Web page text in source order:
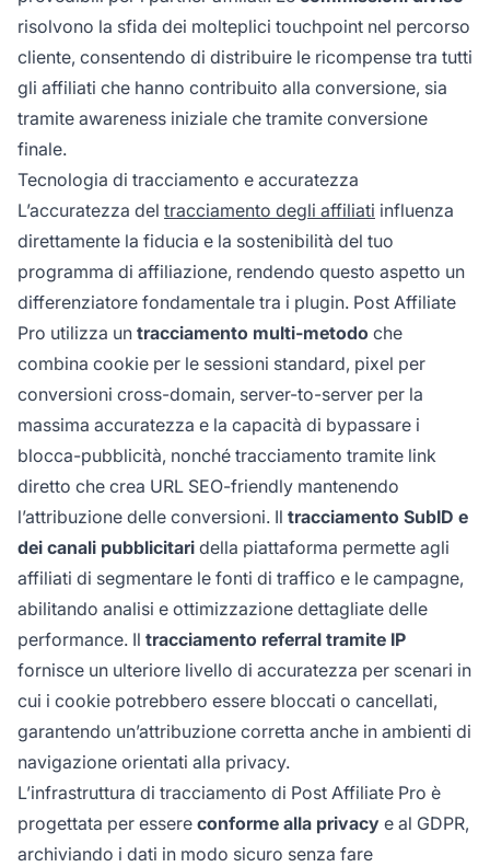
risolvono la sfida dei molteplici touchpoint nel percorso
cliente, consentendo di distribuire le ricompense tra tutti
gli affiliati che hanno contribuito alla conversione, sia
tramite awareness iniziale che tramite conversione
finale.
Tecnologia di tracciamento e accuratezza
L’accuratezza del tracciamento degli affiliati influenza
direttamente la fiducia e la sostenibilità del tuo
programma di affiliazione, rendendo questo aspetto un
differenziatore fondamentale tra i plugin. Post Affiliate
Pro utilizza un tracciamento multi-metodo che
combina cookie per le sessioni standard, pixel per
conversioni cross-domain, server-to-server per la
massima accuratezza e la capacità di bypassare i
blocca-pubblicità, nonché tracciamento tramite link
diretto che crea URL SEO-friendly mantenendo
l’attribuzione delle conversioni. Il tracciamento SubID e
dei canali pubblicitari della piattaforma permette agli
affiliati di segmentare le fonti di traffico e le campagne,
abilitando analisi e ottimizzazione dettagliate delle
performance. Il tracciamento referral tramite IP
fornisce un ulteriore livello di accuratezza per scenari in
cui i cookie potrebbero essere bloccati o cancellati,
garantendo un’attribuzione corretta anche in ambienti di
navigazione orientati alla privacy.
L’infrastruttura di tracciamento di Post Affiliate Pro è
progettata per essere conforme alla privacy e al GDPR,
archiviando i dati in modo sicuro senza fare